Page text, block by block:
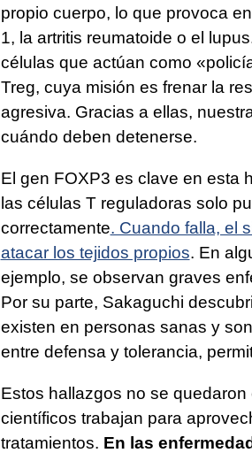
propio cuerpo, lo que provoca
1, la artritis reumatoide o el
células que actúan como
Treg, cuya misión es frenar la
agresiva. Gracias a ellas,
cuándo deben detenerse.
El gen FOXP3 es clave en esta
las células T reguladoras solo
correctamente. Cuando falla, el
atacar los tejidos propios. En
ejemplo, se observan graves
Por su parte, Sakaguchi
existen en personas sanas y
entre defensa y tolerancia,
Estos hallazgos no se
científicos trabajan para
tratamientos. En las